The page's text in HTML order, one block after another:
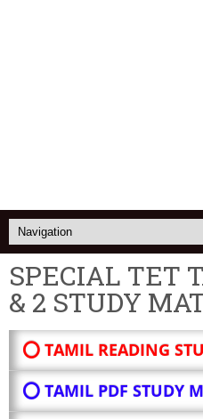
SPECIAL TET
& 2 STUDY
⭕ TAMIL READING
⭕ TAMIL PDF STUDY